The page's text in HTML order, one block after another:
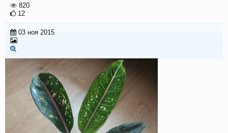
820
12
03 ноя 2015